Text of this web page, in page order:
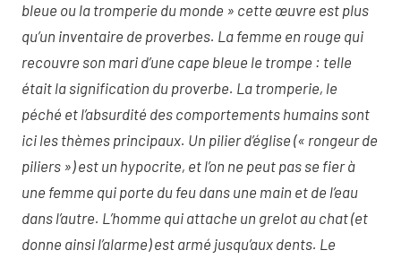
bleue ou la tromperie du monde » cette œuvre est plus
qu’un inventaire de proverbes. La femme en rouge qui
recouvre son mari d’une cape bleue le trompe : telle
était la signification du proverbe. La tromperie, le
péché et l’absurdité des comportements humains sont
ici les thèmes principaux. Un pilier d’église (« rongeur de
piliers ») est un hypocrite, et l’on ne peut pas se fier à
une femme qui porte du feu dans une main et de l’eau
dans l’autre. L’homme qui attache un grelot au chat (et
donne ainsi l’alarme) est armé jusqu’aux dents. Le